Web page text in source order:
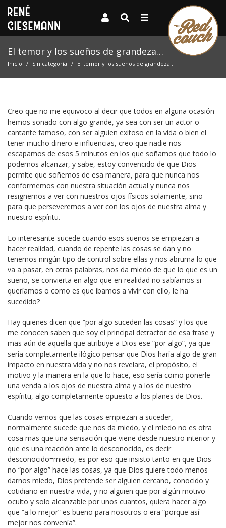
El temor y los sueños de grandeza…
Inicio Sin categoría El temor y los sueños de grandeza…
Creo que no me equivoco al decir que todos en alguna ocasión
hemos soñado con algo grande, ya sea con ser un actor o
cantante famoso, con ser alguien exitoso en la vida o bien el
tener mucho dinero e influencias, creo que nadie nos
escapamos de esos 5 minutos en los que soñamos que todo lo
podemos alcanzar, y sabe, estoy convencido de que Dios
permite que soñemos de esa manera, para que nunca nos
conformemos con nuestra situación actual y nunca nos
resignemos a ver con nuestros ojos físicos solamente, sino
para que perseveremos a ver con los ojos de nuestra alma y
nuestro espíritu.
Lo interesante sucede cuando esos sueños se empiezan a
hacer realidad, cuando de repente las cosas se dan y no
tenemos ningún tipo de control sobre ellas y nos abruma lo que
va a pasar, en otras palabras, nos da miedo de que lo que es un
sueño, se convierta en algo que en realidad no sabíamos si
queríamos o como es que íbamos a vivir con ello, le ha
sucedido?
Hay quienes dicen que “por algo suceden las cosas” y los que
me conocen saben que soy el principal detractor de esa frase y
mas aún de aquella que atribuye a Dios ese “por algo”, ya que
sería completamente ilógico pensar que Dios haría algo de gran
impacto en nuestra vida y no nos revelara, el propósito, el
motivo y la manera en la que lo hace, eso sería como ponerle
una venda a los ojos de nuestra alma y a los de nuestro
espíritu, algo completamente opuesto a los planes de Dios.
Cuando vemos que las cosas empiezan a suceder,
normalmente sucede que nos da miedo, y el miedo no es otra
cosa mas que una sensación que viene desde nuestro interior y
que es una reacción ante lo desconocido, es decir
desconocido=miedo, es por eso que insisto tanto en que Dios
no “por algo” hace las cosas, ya que Dios quiere todo menos
darnos miedo, Dios pretende ser alguien cercano, conocido y
cotidiano en nuestra vida, y no alguien que por algún motivo
oculto y solo alcanzable por unos cuantos, quiera hacer algo
que “a lo mejor” es bueno para nosotros o era “porque así
mejor nos convenía”.